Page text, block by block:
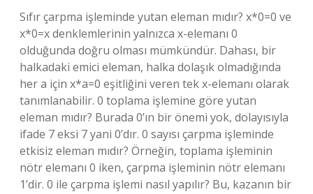
Sıfır çarpma işleminde yutan eleman mıdır? x*0=0 ve
x*0=x denklemlerinin yalnızca x-elemanı 0
olduğunda doğru olması mümkündür. Dahası, bir
halkadaki emici eleman, halka dolaşık olmadığında
her a için x*a=0 eşitliğini veren tek x-elemanı olarak
tanımlanabilir. 0 toplama işlemine göre yutan
eleman mıdır? Burada 0’ın bir önemi yok, dolayısıyla
ifade 7 eksi 7 yani 0’dır. 0 sayısı çarpma işleminde
etkisiz eleman mıdır? Örneğin, toplama işleminin
nötr elemanı 0 iken, çarpma işleminin nötr elemanı
1’dir. 0 ile çarpma işlemi nasıl yapılır? Bu, kazanın bir